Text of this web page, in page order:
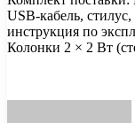
USB-кабель,
инструкция по
Колонки 2 × 2 Вт